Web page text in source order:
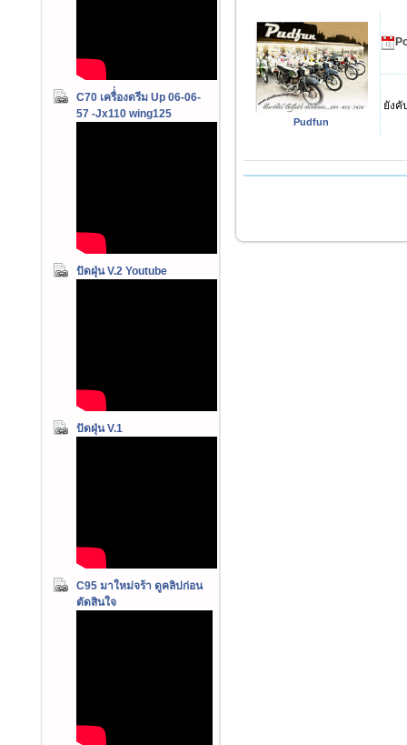
C70 เครื่่องดรีม Up 06-06-
57 -Jx110 wing125
ปัดฝุ่น V.2 Youtube
ปัดฝุ่น V.1
C95 มาใหม่จร้า ดูคลิปก่อน
ตัดสินใจ
Pudfun
ยังคั